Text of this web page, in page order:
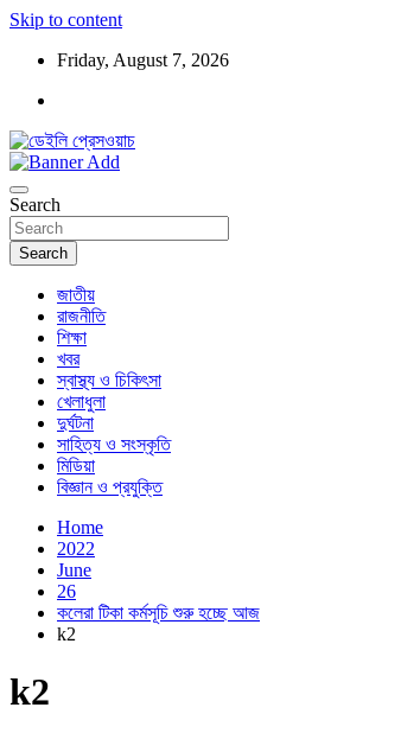
Skip to content
Friday, August 7, 2026
ডেইলি প্রেসওয়াচ
Search
Search
জাতীয়
রাজনীতি
শিক্ষা
খবর
স্বাস্থ্য ও চিকিৎসা
খেলাধুলা
দুর্ঘটনা
সাহিত্য ও সংস্কৃতি
মিডিয়া
বিজ্ঞান ও প্রযুক্তি
Home
2022
June
26
কলেরা টিকা কর্মসূচি শুরু হচ্ছে আজ
k2
k2